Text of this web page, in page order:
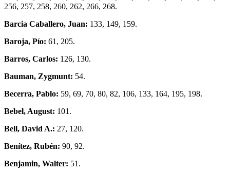
256, 257, 258, 260, 262, 266, 268.
Barcia Caballero, Juan: 133, 149, 159.
Baroja, Pío: 61, 205.
Barros, Carlos: 126, 130.
Bauman, Zygmunt: 54.
Becerra, Pablo: 59, 69, 70, 80, 82, 106, 133, 164, 195, 198.
Bebel, August: 101.
Bell, David A.: 27, 120.
Benítez, Rubén: 90, 92.
Benjamin, Walter: 51.